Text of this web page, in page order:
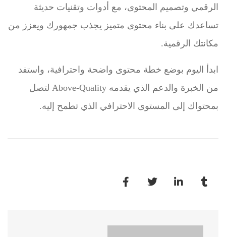
الرقمي وتصميم المحتوى، مع أدوات وتقنيات حديثة
تساعدك على بناء محتوى متميز يجذب جمهورك ويعزز من
مكانتك الرقمية.
ابدأ اليوم بوضع خطة محتوى واضحة واحترافية، واستفد
من الخبرة والدعم الذي يقدمه Above-Quality لتصل
بمحتواك إلى المستوى الاحترافي الذي تطمح إليه.